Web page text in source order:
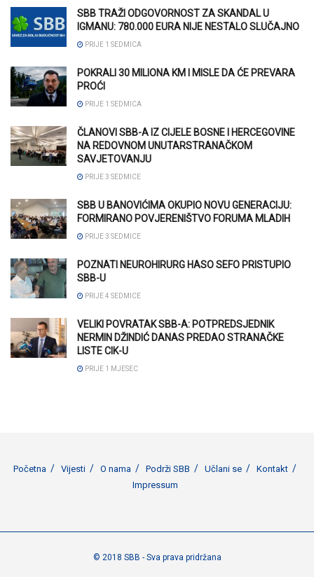
SBB TRAŽI ODGOVORNOST ZA SKANDAL U
IGMANU: 780.000 EURA NIJE NESTALO SLUČAJNO
PRIJE 1 SEDMICA
POKRALI 30 MILIONA KM I MISLE DA ĆE PREVARA
PROĆI
PRIJE 1 SEDMICA
ČLANOVI SBB-A IZ CIJELE BOSNE I HERCEGOVINE
NA REDOVNOM UNUTARSTRANAČKOM
SAVJETOVANJU
PRIJE 3 SEDMICE
SBB U BANOVIĆIMA OKUPIO NOVU GENERACIJU:
FORMIRANO POVJERENIŠTVO FORUMA MLADIH
PRIJE 3 SEDMICE
POZNATI NEUROHIRURG HASO SEFO PRISTUPIO
SBB-U
PRIJE 4 SEDMICE
VELIKI POVRATAK SBB-A: POTPREDSJEDNIK
NERMIN DŽINDIĆ DANAS PREDAO STRANAČKE
LISTE CIK-U
PRIJE 1 MJESEC
Početna Vijesti O nama Podrži SBB Učlani se
Kontakt
Impressum
© 2018 SBB - Sva prava pridržana